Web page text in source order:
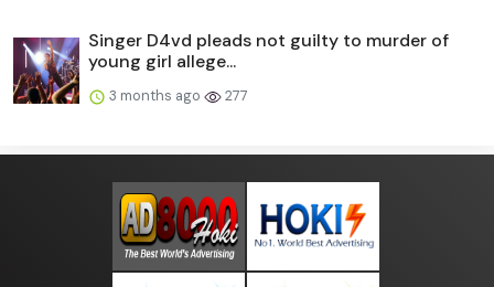
Singer D4vd pleads not guilty to murder of
young girl allege...
3 months ago 277